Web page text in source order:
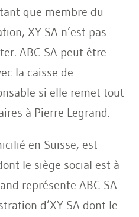
que membre du
XY SA n’est pas
ABC SA peut être
la caisse de
si elle remet tout
à Pierre Legrand.
en Suisse, est
le siège social est à
représente ABC SA
d’XY SA dont le